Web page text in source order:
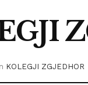
KOLEGJI ZGJEDHOR